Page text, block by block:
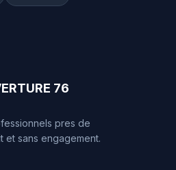
76
pres de
et sans engagement.